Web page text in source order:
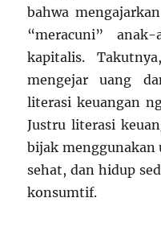
bahwa
“meracuni”
kapitalis.
mengejar uang
literasi keuangan
Justru literasi
bijak menggunakan
sehat, dan hidup
konsumtif.